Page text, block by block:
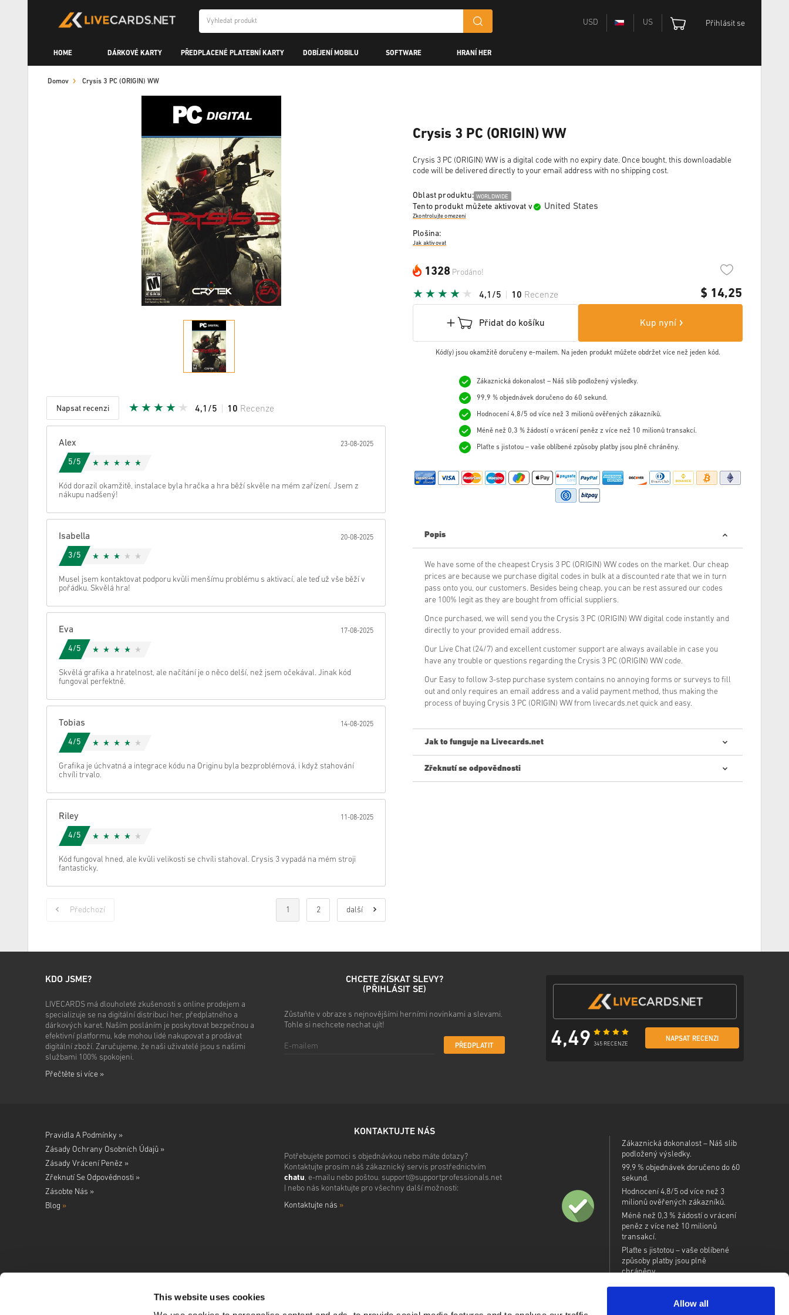
This website uses cookies
Allow all
USD US Přihlásit se
HOME DÁRKOVÉ KARTY PŘEDPLACENÉ PLATEBNÍ KARTY DOBÍJENÍ MOBILU SOFTWARE HRANÍ HER
Domov Crysis 3 PC (ORIGIN) WW
Napsat recenzi 4,1/5 10 Recenze
zrušení
Alex 23-08-2025
5/5
Kód dorazil okamžitě, instalace byla hračka a hra běží skvěle na mém zařízení. Jsem z
nákupu nadšený!
Isabella 20-08-2025
3/5
Musel jsem kontaktovat podporu kvůli menšímu problému s aktivací, ale teď už vše běží v
pořádku. Skvělá hra!
Eva 17-08-2025
4/5
Skvělá grafika a hratelnost, ale načítání je o něco delší, než jsem očekával. Jinak kód
fungoval perfektně.
Tobias 14-08-2025
4/5
Grafika je úchvatná a integrace kódu na Originu byla bezproblémová, i když stahování
chvíli trvalo.
Riley 11-08-2025
4/5
Kód fungoval hned, ale kvůli velikosti se chvíli stahoval. Crysis 3 vypadá na mém stroji
fantasticky.
Předchozí 1 2 další
Crysis 3 PC (ORIGIN) WW
Crysis 3 PC (ORIGIN) WW is a digital code with no expiry date. Once bought, this downloadable
code will be delivered directly to your email address with no shipping cost.
Oblast produktu: WORLDWIDE
Tento produkt můžete aktivovat v United States
Zkontrolujte omezení
Plošina:
Jak aktivovat
1328 Prodáno!
$ 14,25
4,1/5 10 Recenze
Přidat do košíku Kup nyní
Kód(y) jsou okamžitě doručeny e-mailem. Na jeden produkt můžete obdržet více než jeden kód.
Zákaznická dokonalost – Náš slib podložený výsledky.
99,9 % objednávek doručeno do 60 sekund.
Hodnocení 4,8/5 od více než 3 milionů ověřených zákazníků.
Méně než 0,3 % žádostí o vrácení peněz z více než 10 milionů transakcí.
Plaťte s jistotou – vaše oblíbené způsoby platby jsou plně chráněny.
Popis
We have some of the cheapest Crysis 3 PC (ORIGIN) WW codes on the market. Our cheap
prices are because we purchase digital codes in bulk at a discounted rate that we in turn
pass onto you, our customers. Besides being cheap, you can be rest assured our codes
are 100% legit as they are bought from official suppliers.
Once purchased, we will send you the Crysis 3 PC (ORIGIN) WW digital code instantly and
directly to your provided email address.
Our Live Chat (24/7) and excellent customer support are always available in case you
have any trouble or questions regarding the Crysis 3 PC (ORIGIN) WW code.
Our Easy to follow 3-step purchase system contains no annoying forms or surveys to fill
out and only requires an email address and a valid payment method, thus making the
process of buying Crysis 3 PC (ORIGIN) WW from livecards.net quick and easy.
Jak to funguje na Livecards.net
Nový na Livecards.net? Nákup digitálních kódů je rychlý a jednoduchý:
Podívej se na rychlý návod výše nebo postupuj podle kroků níže 👇
• Vyber preferovaný způsob platby
Zřeknutí se odpovědnosti
KDO JSME?
LIVECARDS má dlouholeté zkušenosti s online prodejem a
specializuje se na digitální distribuci her, předplatného a
dárkových karet. Naším posláním je poskytovat bezpečnou a
efektivní platformu, kde mohou lidé nakupovat a prodávat
digitální zboží. Zaručujeme, že naši uživatelé jsou s našimi
službami 100% spokojeni.
Přečtěte si více »
CHCETE ZÍSKAT SLEVY?
(PŘIHLÁSIT SE)
Zůstaňte v obraze s nejnovějšími herními novinkami a slevami.
Tohle si nechcete nechat ujít!
PŘEDPLATIT 4,49 345 RECENZE
NAPSAT RECENZI
Pravidla A Podmínky »
Zásady Ochrany Osobních Údajů »
Zásady Vrácení Peněz »
Zřeknutí Se Odpovědnosti »
Zásobte Nás »
Blog »
KONTAKTUJTE NÁS
Potřebujete pomoci s objednávkou nebo máte dotazy?
Kontaktujte prosím náš zákaznický servis prostřednictvím
chatu, e-mailu nebo poštou. support@supportprofessionals.net
| nebo nás kontaktujte pro všechny další možnosti:
Kontaktujte nás »
Zákaznická dokonalost – Náš slib
podložený výsledky.
99,9 % objednávek doručeno do 60
sekund.
Hodnocení 4,8/5 od více než 3
milionů ověřených zákazníků.
Méně než 0,3 % žádostí o vrácení
peněz z více než 10 milionů
transakcí.
Plaťte s jistotou – vaše oblíbené
způsoby platby jsou plně
chráněny.